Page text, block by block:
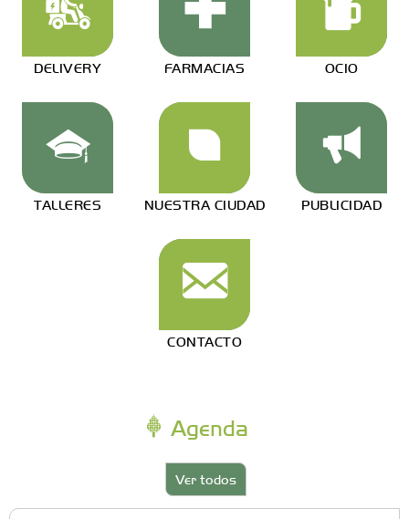
DELIVERY FARMACIAS OCIO
TALLERES NUESTRA CIUDAD PUBLICIDAD
CONTACTO
Agenda
Ver todos